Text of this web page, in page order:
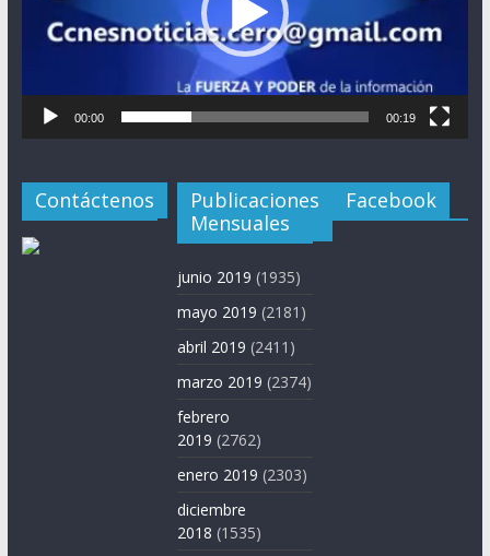
00:00 00:19
Contáctenos
Publicaciones
Mensuales
junio 2019 (1935)
mayo 2019 (2181)
abril 2019 (2411)
marzo 2019 (2374)
febrero
2019 (2762)
enero 2019 (2303)
diciembre
2018 (1535)
Facebook